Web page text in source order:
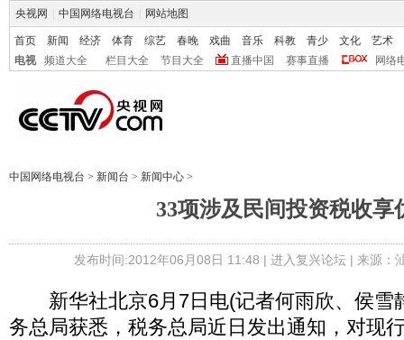
央视网 中国网络电视台 网站地图
首页 新闻 经济 体育 综艺 春晚 戏曲 音乐 科教 青少 文化
艺术
电视
频道大全 栏目大全 节目大全 直播中国 赛事直播 网络
中国网络电视台 > 新闻台 > 新闻中心 >
33项涉及民间投资税收享
发布时间:2012年06月08日 11:48 | 进入复兴论坛| 来源：
新华社北京6月7日电(记者何雨欣、侯雪
务总局获悉，税务总局近日发出通知，对现